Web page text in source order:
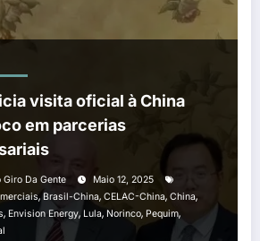
visita oficial à China
em parcerias
Giro Da Gente
Maio 12, 2025
,Brasil-China, CELAC-China, China,
, Envision Energy, Lula, Norinco, Pequim,